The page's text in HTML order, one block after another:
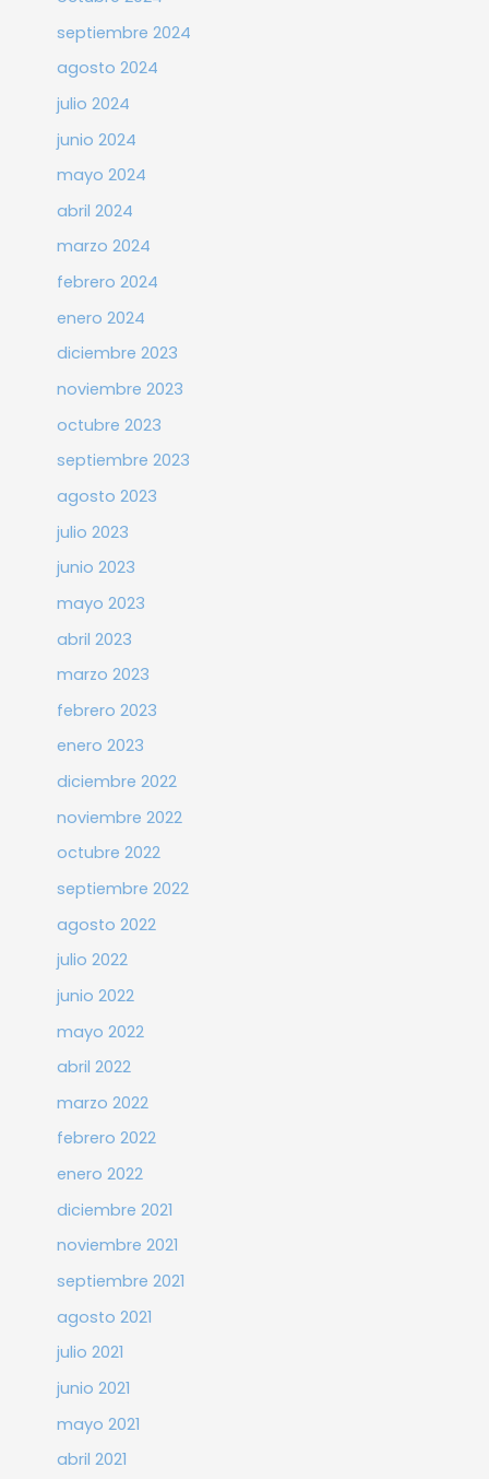
septiembre 2024
agosto 2024
julio 2024
junio 2024
mayo 2024
abril 2024
marzo 2024
febrero 2024
enero 2024
diciembre 2023
noviembre 2023
octubre 2023
septiembre 2023
agosto 2023
julio 2023
junio 2023
mayo 2023
abril 2023
marzo 2023
febrero 2023
enero 2023
diciembre 2022
noviembre 2022
octubre 2022
septiembre 2022
agosto 2022
julio 2022
junio 2022
mayo 2022
abril 2022
marzo 2022
febrero 2022
enero 2022
diciembre 2021
noviembre 2021
septiembre 2021
agosto 2021
julio 2021
junio 2021
mayo 2021
abril 2021